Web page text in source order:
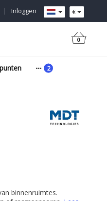
€
Inloggen
|
0
binnenruimtes.